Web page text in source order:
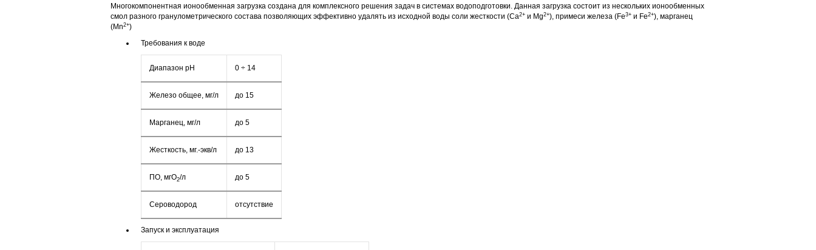
Многокомпонентная ионообменная загрузка создана для комплексного решения задач в системах водоподготовки. Данная загрузка состоит из нескольких ионообменных
смол разного гранулометрического состава позволяющих эффективно удалять из исходной воды соли жесткости (Ca2+ и Mg2+), примеси железа (Fe3+ и Fe2+), марганец
(Mn2+)
Требования к воде
Диапазон pH 0 ÷ 14
Железо общее, мг/л до 15
Марганец, мг/л до 5
Жесткость, мг.-экв/л до 13
ПО, мгО2/л до 5
Сероводород отсутствие
Запуск и эксплуатация